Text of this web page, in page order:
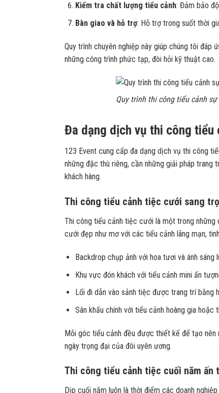
Kiểm tra chất lượng tiểu cảnh: Đảm bảo
Bàn giao và hỗ trợ: Hỗ trợ trong suốt thời
Quy trình chuyên nghiệp này giúp chúng tôi đáp
những công trình phức tạp, đòi hỏi kỹ thuật cao.
Quy trình thi công tiểu cảnh
Đa dạng dịch vụ thi công
123 Event cung cấp đa dạng dịch vụ thi công
những đặc thù riêng, cần những giải pháp trang
khách hàng.
Thi công tiểu cảnh tiệc cưới sang
Thi công tiểu cảnh tiệc cưới là một trong những
cưới đẹp như mơ với các tiểu cảnh lãng mạn,
Backdrop chụp ảnh với hoa tươi và ánh sáng
Khu vực đón khách với tiểu cảnh mini ấn
Lối đi dẫn vào sảnh tiệc được trang trí bằng
Sân khấu chính với tiểu cảnh hoàng gia
Mỗi góc tiểu cảnh đều được thiết kế để tạo nên
ngày trọng đại của đôi uyên ương.
Thi công tiểu cảnh tiệc cuối năm ấn
Dịp cuối năm luôn là thời điểm các doanh